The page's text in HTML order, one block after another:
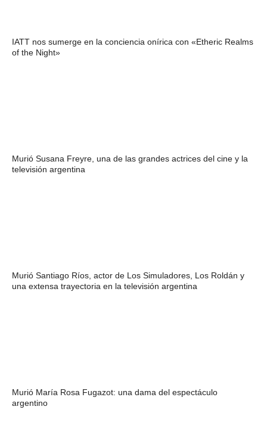
IATT nos sumerge en la conciencia onírica con «Etheric Realms
of the Night»
Murió Susana Freyre, una de las grandes actrices del cine y la
televisión argentina
Murió Santiago Ríos, actor de Los Simuladores, Los Roldán y
una extensa trayectoria en la televisión argentina
Murió María Rosa Fugazot: una dama del espectáculo
argentino